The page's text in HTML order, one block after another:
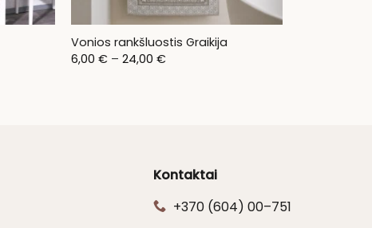
Vonios rankšluostis Graikija
6,00 € – 24,00 €Price
Kontaktai
+370 (604) 00–751